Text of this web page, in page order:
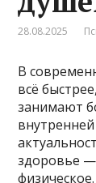
28.08.2025
В
всё
занимают
здоровье